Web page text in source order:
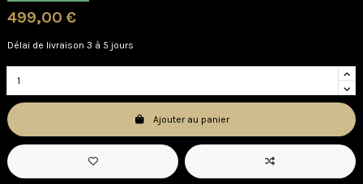
499,00 €
Délai de livraison 3 à 5 jours
Ajouter au panier